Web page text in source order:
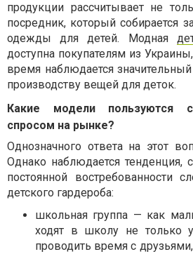
продукции рассчитывает не
посредник, который собирается
одежды для детей. Модная
доступна покупателям из
время наблюдается
производству вещей для деток.
Какие модели пользуются
спросом на рынке?
Однозначного ответа на этот
Однако наблюдается тенденция,
постоянной востребованности
детского гардероба:
школьная группа — как
ходят в школу не только
проводить время с